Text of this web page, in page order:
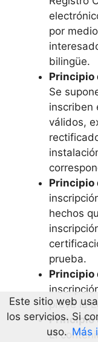
por
bilingüe.
Principio
Se
inscriben
válidos,
Principio
hechos
prueba.
Principio
prevé la
Principio
El
Este sitio web
los servicios. Si
uso. Más